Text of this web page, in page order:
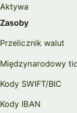
Aktywa
Zasoby
Przelicznik walut
Międzynarodowy
Kody SWIFT/BIC
Kody IBAN